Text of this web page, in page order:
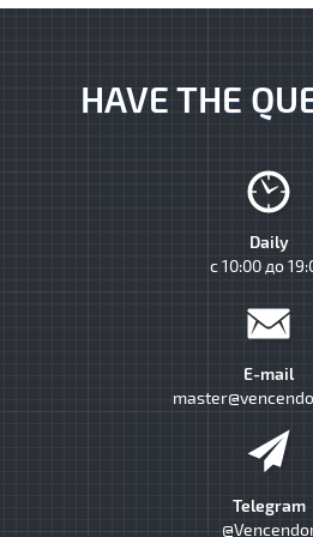
HAVE THE
Daily
с 10:00 до
E-mail
Telegram